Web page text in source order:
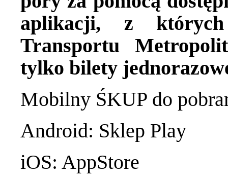
aplikacji, z
Transportu
tylko bilety
Mobilny ŚKUP do
Android: Sklep Play
iOS: AppStore